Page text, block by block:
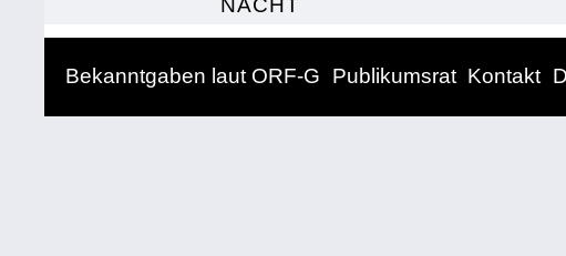
NACHT
Bekanntgaben laut ORF-G Publikumsrat Kontakt